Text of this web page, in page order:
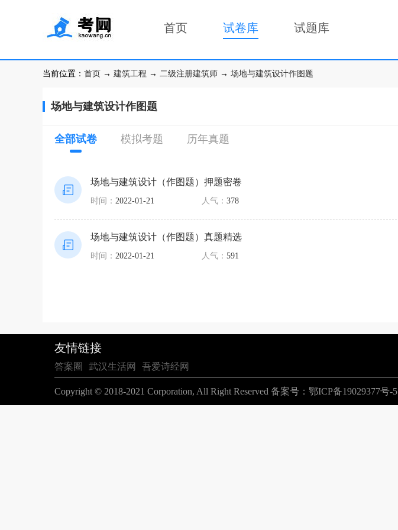
首页 试卷库 试题库
当前位置： 首页 → 建筑工程 → 二级注册建筑师 → 场地与建筑设计作图题
场地与建筑设计作图题
全部试卷 模拟考题 历年真题
场地与建筑设计（作图题）押题密卷
时间： 2022-01-21 人气： 378
场地与建筑设计（作图题）真题精选
时间： 2022-01-21 人气： 591
友情链接
答案圈 武汉生活网 吾爱诗经网
Copyright © 2018-2021 Corporation, All Right Reserved 备案号： 鄂ICP备19029377号-5